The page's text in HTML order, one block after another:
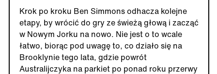
Krok po kroku Ben Simmons odhacza kolejne
etapy, by wrócić do gry ze świeżą głową i zacząć
w Nowym Jorku na nowo. Nie jest o to wcale
łatwo, biorąc pod uwagę to, co działo się na
Brooklynie tego lata, gdzie powrót
Australijczyka na parkiet po ponad roku przerwy